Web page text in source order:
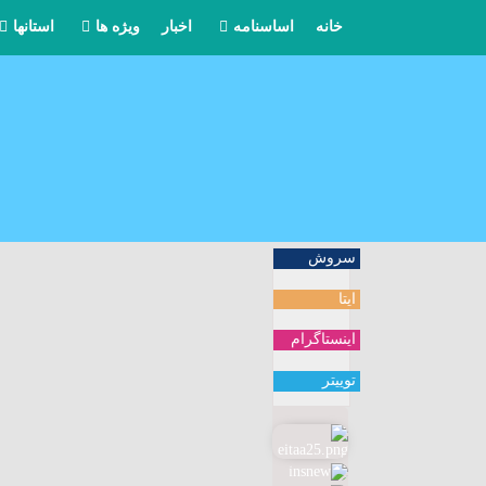
خانه اساسنامه اخبار ویژه ها
کنگره حزب
استانها
اصفهان
سروش
ایتا
اینستاگرام
توییتر